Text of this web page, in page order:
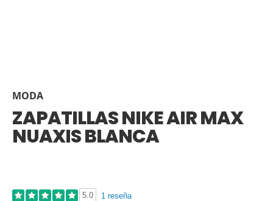
MODA
ZAPATILLAS NIKE AIR MAX
NUAXIS BLANCA
5.0 1 reseña